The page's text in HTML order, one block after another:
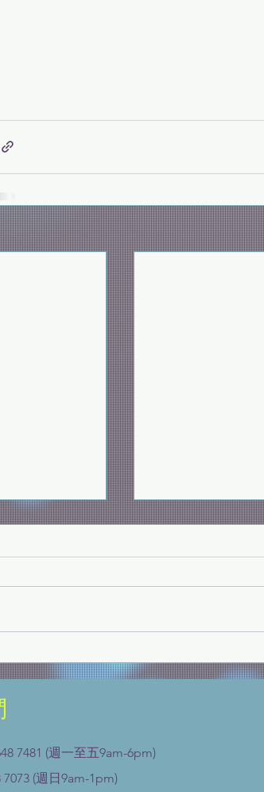
生死教育營
7481 (週一至五9am-6pm)
(週日9am-1pm)